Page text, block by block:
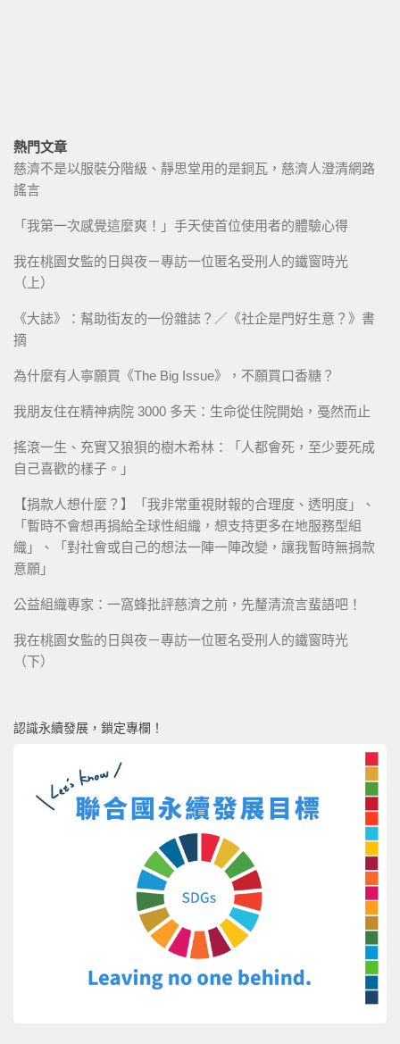
熱門文章
慈濟不是以服裝分階級、靜思堂用的是銅瓦，慈濟人澄清網路
謠言
「我第一次感覺這麼爽！」手天使首位使用者的體驗心得
我在桃園女監的日與夜－專訪一位匿名受刑人的鐵窗時光
（上）
《大誌》：幫助街友的一份雜誌？／《社企是門好生意？》書
摘
為什麼有人寧願買《The Big Issue》，不願買口香糖？
我朋友住在精神病院 3000 多天：生命從住院開始，戞然而止
搖滾一生、充實又狼狽的樹木希林：「人都會死，至少要死成
自己喜歡的樣子。」
【捐款人想什麼？】「我非常重視財報的合理度、透明度」、
「暫時不會想再捐給全球性組織，想支持更多在地服務型組
織」、「對社會或自己的想法一陣一陣改變，讓我暫時無捐款
意願」
公益組織專家：一窩蜂批評慈濟之前，先釐清流言蜚語吧！
我在桃園女監的日與夜－專訪一位匿名受刑人的鐵窗時光
（下）
認識永續發展，鎖定專欄！